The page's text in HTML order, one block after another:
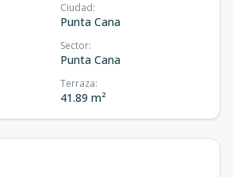
Ciudad:
Punta Cana
Sector:
Punta Cana
Terraza:
41.89 m²